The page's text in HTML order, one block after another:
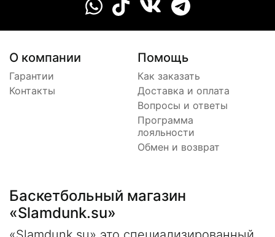
О компании
Гарантии
Контакты
Помощь
Как заказать
Доставка и оплата
Вопросы и ответы
Программа
лояльности
Обмен и возврат
Баскетбольный магазин
«Slamdunk.su»